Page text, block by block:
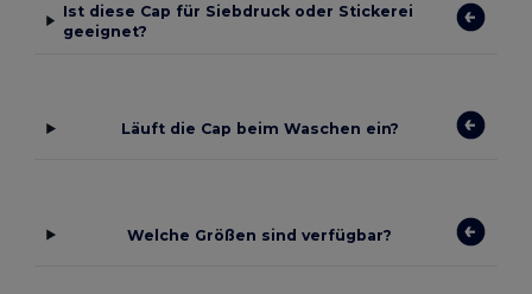
Ist diese Cap für Siebdruck oder Stickerei
geeignet?
Läuft die Cap beim Waschen ein?
Welche Größen sind verfügbar?